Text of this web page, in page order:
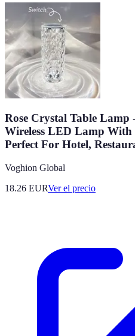
Rose Crystal Table Lamp
Wireless LED Lamp
Perfect For Hotel,
Voghion Global
18.26 EURVer el precio